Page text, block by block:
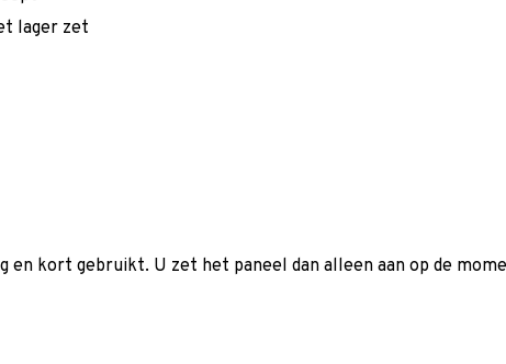
lager zet
kort gebruikt. U zet het paneel dan alleen aan op de